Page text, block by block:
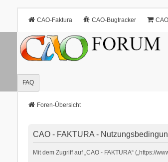
CAO-Faktura CAO-Bugtracker
FAQ
Foren-Übersicht
CAO - FAKTURA -
Mit dem Zugriff auf „CAO - FAKTURA“ („https://